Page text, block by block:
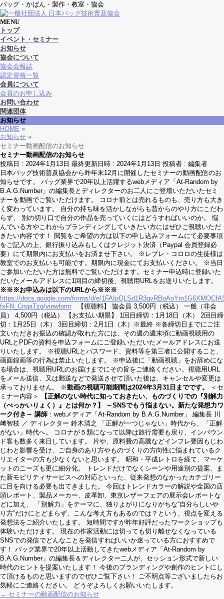
バッグ・かばん・製作・教室・協会
MENU
メ
ニ
ュ
ー
を
飛
ば
す
トップ
イベント・セミナー
お知らせ
協会について
協会会報誌
認定資格一覧
会員について
会員のお申し込み
お問い合わせ
関連団体
お知らせ
HOME »
お知らせ »
セミナー動画配信のお知らせ
セミナー動画配信のお知らせ
投稿日 : 2024年1月13日 最終更新日時 : 2024年1月13日 投稿者 : 編集者
日本バッグ技術普及協会から昨年末12月に開催したセミナーの動画配信のお
知らせです。 バッグ業界で20年以上活躍するwebメディア「At-Random by
B.A.G.Number」の編集長とディレクターのお二人にご登壇いただいたセミ
ナーを動画でご覧いただけます。 コロナ前とは売れるものも、売り方も大き
く変わっています。 自分の持ち味を活かしながらも昔からのやり方にこだわ
らず、 別の切り口で自分の作品を売っていくにはどうすればいいのか。 悩
んでいる方やこれからブランディングしていきたい方にはぜひご視聴いただ
きたい内容です！ 閲覧をご希望の方は以下の申し込みフォームにて必要事項
をご記入の上、銀行振り込みもしくはクレジット決済（Paypal 会員登録必
要）にて期限内にお支払いをお済ませ下さい。 ※レプレ・コロロの生徒様は
教室でのお支払いも可能です。期限内に現金にてお支払いください。 ※当日
ご参加いただいた方は無料でご覧いただけます。セミナー申込時に登録いた
だいたメールアドレスに1回目の締切後、視聴用URLをお送りいたします。
※※※お申込みは以下のURLから※※※
https://docs.google.com/forms/d/e/
fxFN_CnqaTzg/viewform 【視聴料】 協会員 3,500円（税込） 一般（非会
員） 4,500円（税込） 【お支払い期限】 1回目締切：1月18日（木） 2回目締
切：1月25日（木） 3回目締切：2月1日（木）※最終 ※各締切日までにご注
文いただきお振込の確認が取れた方には、その週の週末頃に動画視聴用の
URLとPDFの資料を申込フォームにご登録いただいたメールアドレスにお送
りいたします。 ※視聴URLとパスワード、資料等を第三者に公開すること、
画面録画等の行為は禁止いたします。 ※申込後に「動画視聴」をお辞めにな
る場合は、視聴用URLのお届けまでにその旨をご連絡ください。視聴用URL
をメール送信、又は郵送などで発送させて頂いた後は、キャンセルや変更は
承っておりません。 ※動画の視聴可能期間は2024年3月 31 日までです。
＜セ
ミナー内容＞
【正解のない時代に知っておきたい、ものづくりでの『別解力
（べっかいりょく）』とは何か？】
～SNSでもう悩まない。新たな発想力ワ
ーク付き～ 講師 ：webメディア「At-Random by B.A.G.Number」 編集長 川
﨑智枝 ／ ディレクター 鈴木清之 「正解が一つじゃない」時代から、「正解
がない」時代へ。 コロナが５類になって以降は旅行需要も戻り、インバウン
ド客も数多く来日しています。 片や、原料費の高騰などインフレ要因もじわ
じわと影響を受け、ご自身のあり方やものづくりの方向性に悩まれているク
リエイターの方も少なくないと思います。 昭和・平成レトロを経て、マーケ
ットのニーズも更に細分化。 トレンドだけでなくシーンや用途別の提案、ま
た新モビリティサービスへの対応といった、従来発想のなかったカテゴリー
に目を向ける必要も出てきました。 今回はトレンドカラーの解説や全国の店
頭レポート、製品メーカー、皮革卸、東京レザーフェアの展示会レポートな
どに加え、 「別解力」をテーマに、独りよがりになりがちな“自分らしいや
り方”だけにとどまらず、こんな考え方もあるのでは？という、視点を変える
発想法をご紹介いたします。 短時間ですが昨年好評だったワークショップも
体験いただけます。 現在の作家活動には切っても切り離せなくなっている
SNSでの発信でどんなことを発信すればいいか迷っている方におすすめで
す！ バッグ業界で20年以上活動してきたwebメディア「At-Random by
B.A.G.Number」の編集長＆ディレクター二人が、セッション形式で新しい
時代のヒントを提案いたします！ 今後のブランディングや創作のヒントにし
て頂けるものと思いますのでぜひご覧下さい！ ご不明点等ございましたらお
気軽にご連絡ください。 どうぞよろしくお願いいたします。
← セミナーの動画配信のお知らせ